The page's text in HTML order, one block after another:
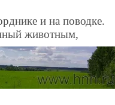
и на поводке.
животным,